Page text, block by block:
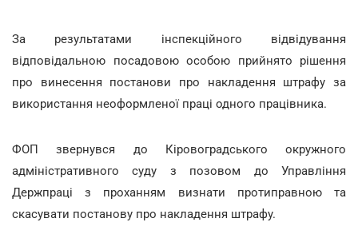
За результатами інспекційного відвідування
відповідальною посадовою особою прийнято рішення
про винесення постанови про накладення штрафу за
використання неоформленої праці одного працівника.
ФОП звернувся до Кіровоградського окружного
адміністративного суду з позовом до Управління
Держпраці з проханням визнати протиправною та
скасувати постанову про накладення штрафу.